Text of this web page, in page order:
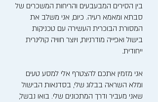
בין הסירים המבעבעים והריחות המשכרים של
סבתא ומאמא רעיה. כיום, אני משלב את
המסורת הבוכרית העשירה עם טכניקות
בישול ואפייה מודרניות, ויוצר חוויה קולינרית
ייחודית.
אני מזמין אתכם להצטרף אלי למסע טעים
ומלא השראה בבלוג שלי, בסדנאות הבישול
שאני מעביר ודרך המתכונים שלי. בואו נבשל,